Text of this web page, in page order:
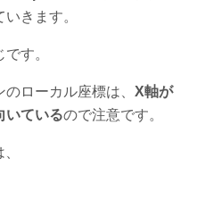
きます。
す。
ローカル座標は、 X軸が
いているので注意です。